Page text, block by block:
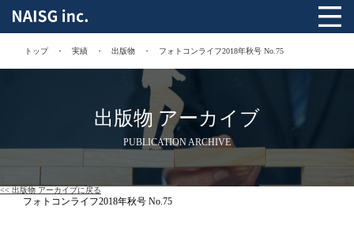
トップ 実績 出版物 フォトコンライフ2018年秋号 No.75
出版物 アーカイブ
PUBLICATION ARCHIVE
<< 出版物 アーカイブに戻る
フォトコンライフ2018年秋号 No.75